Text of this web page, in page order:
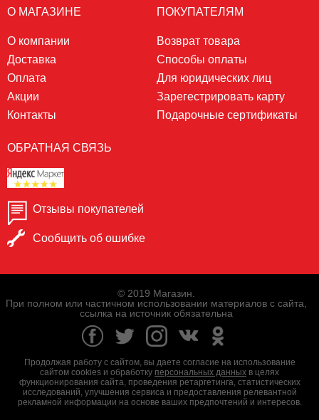
О МАГАЗИНЕ
О компании
Доставка
Оплата
Акции
Контакты
ПОКУПАТЕЛЯМ
Возврат товара
Способы оплаты
Для юридических лиц
Зарегестрировать карту
Подарочные сертификаты
ОБРАТНАЯ СВЯЗЬ
Отзывы покупателей
Сообщить об ошибке
© 2019 Магазин.
При полном или частичном использовании материалов с сайта,
ссылка на источник обязательна
Продолжая работу с сайтом, вы даете согласие на использование
сайтом cookies и обработку персональных данных в целях
функционирования сайта, проведения ретаргетинга, статистических
исследований, улучшения сервиса и предоставления релевантной
рекламной информации на основе ваших предпочтений и интересов.